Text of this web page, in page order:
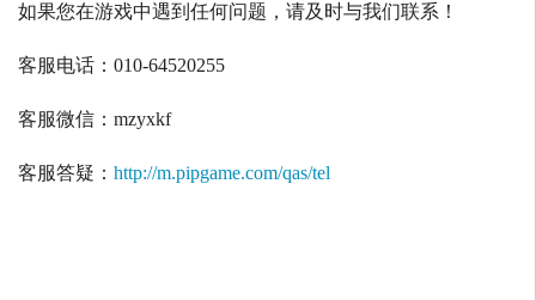
如果您在游戏中遇到任何问题，请及时与我们联系！
客服电话： 010-64520255
客服微信： mzyxkf
客服答疑： http://m.pipgame.com/qas/tel